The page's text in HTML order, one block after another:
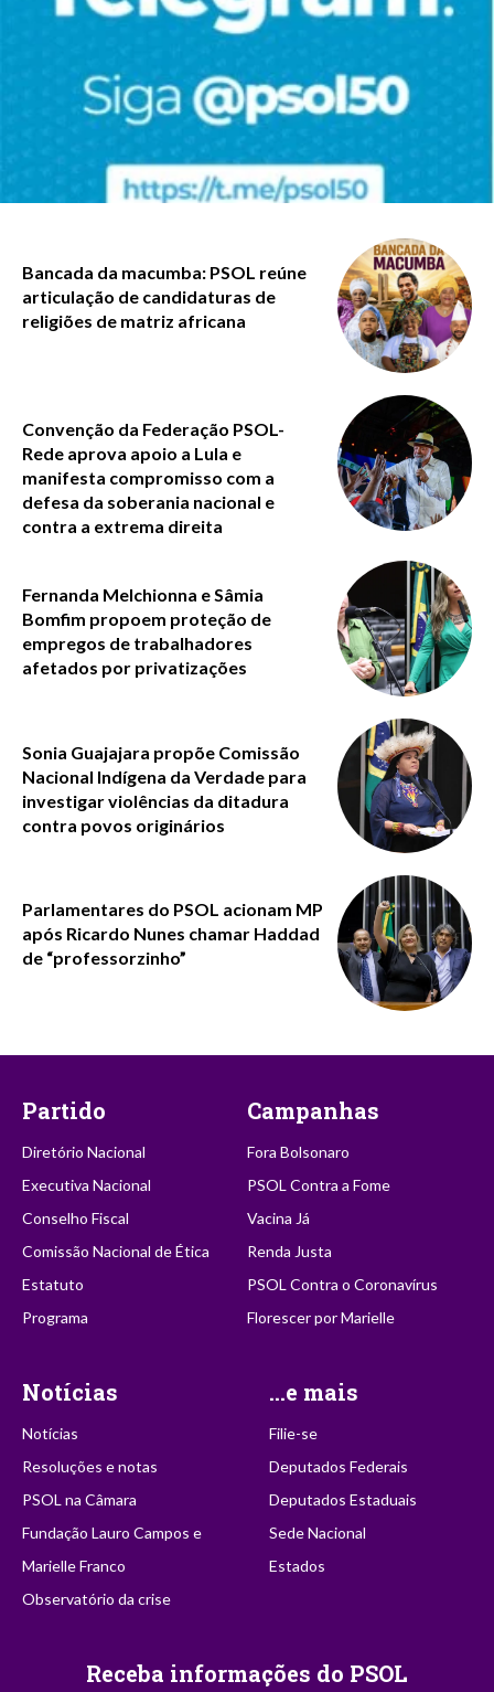
Bancada da macumba: PSOL reúne
articulação de candidaturas de
religiões de matriz africana
Convenção da Federação PSOL-
Rede aprova apoio a Lula e
manifesta compromisso com a
defesa da soberania nacional e
contra a extrema direita
Fernanda Melchionna e Sâmia
Bomfim propoem proteção de
empregos de trabalhadores
afetados por privatizações
Sonia Guajajara propõe Comissão
Nacional Indígena da Verdade para
investigar violências da ditadura
contra povos originários
Parlamentares do PSOL acionam MP
após Ricardo Nunes chamar Haddad
de “professorzinho”
Partido
Diretório Nacional
Executiva Nacional
Conselho Fiscal
Comissão Nacional de Ética
Estatuto
Programa
Campanhas
Fora Bolsonaro
PSOL Contra a Fome
Vacina Já
Renda Justa
PSOL Contra o Coronavírus
Florescer por Marielle
Notícias
Notícias
Resoluções e notas
PSOL na Câmara
Fundação Lauro Campos e
Marielle Franco
Observatório da crise
...e mais
Filie-se
Deputados Federais
Deputados Estaduais
Sede Nacional
Estados
Receba informações do PSOL